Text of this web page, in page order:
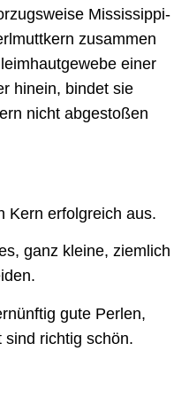
Mississippi-
zusammen
einer
hinein, bindet sie
nicht abgestoßen
Kern erfolgreich aus.
ganz kleine, ziemlich
gute Perlen,
richtig schön.